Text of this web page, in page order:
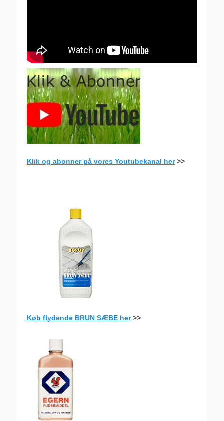
Klik og abonner på vores Youtubekanal her>>
Køb flydende BRUN SÆBE her>>